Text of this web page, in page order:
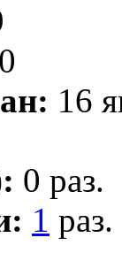
0
16
0 раз.
1 раз.